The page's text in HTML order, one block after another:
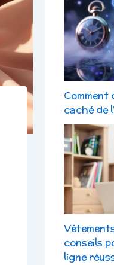
Comment
caché de
conseils
ligne